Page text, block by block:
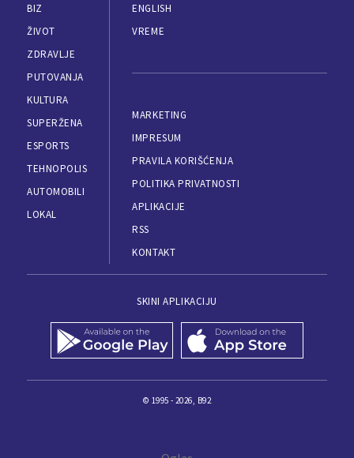
BIZ
ŽIVOT
ZDRAVLJE
PUTOVANJA
KULTURA
SUPERŽENA
ESPORTS
TEHNOPOLIS
AUTOMOBILI
LOKAL
ENGLISH
VREME
MARKETING
IMPRESUM
PRAVILA KORIŠĆENJA
POLITIKA PRIVATNOSTI
APLIKACIJE
RSS
KONTAKT
SKINI APLIKACIJU
© 1995 - 2026, B92